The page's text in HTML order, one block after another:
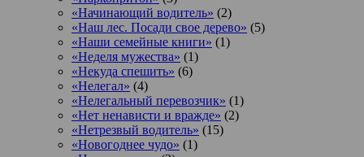
«Начинающий водитель» (2)
«Наш лес. Посади свое дерево» (5)
«Наши семейные книги» (1)
«Неделя мужества» (1)
«Некуда спешить» (6)
«Нелегал» (4)
«Нелегальный перевозчик» (1)
«Нет ненависти и вражде» (2)
«Нетрезвый водитель» (15)
«Новогоднее чудо» (1)